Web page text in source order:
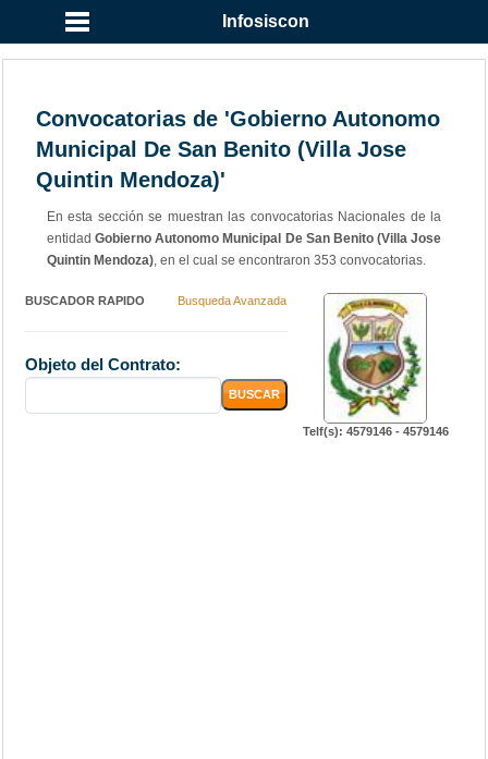
Infosiscon
Convocatorias de 'Gobierno Autonomo
Municipal De San Benito (Villa Jose
Quintin Mendoza)'
En esta sección se muestran las convocatorias Nacionales de la
entidadGobierno Autonomo Municipal De San Benito (Villa Jose
Quintin Mendoza), en el cual se encontraron 353 convocatorias.
BUSCADOR RAPIDO Busqueda Avanzada
Objeto del Contrato:
Telf(s): 4579146 - 4579146